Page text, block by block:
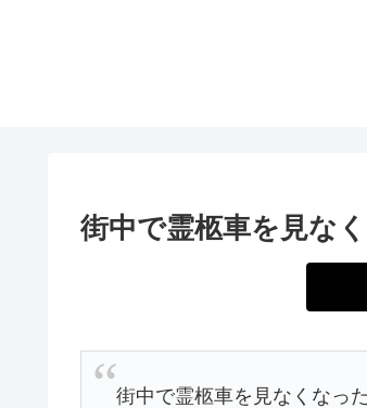
街中で霊柩車を見な
街中で霊柩車を見なくなっ